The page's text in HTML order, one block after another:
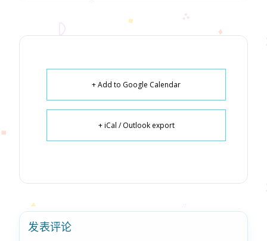
+ Add to Google Calendar
+ iCal / Outlook export
发表评论